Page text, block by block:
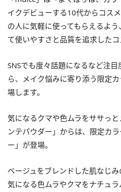
イクデビューする10代からコス
の人に気軽に使ってもらえるよ
て使いやすさと品質を追求したコ
SNSでも度々話題になるなど注
ら、メイク悩みに寄り添う限定
場します。
気になるクマや色ムラをササっ
ンテパウダー」からは、限定カ
ー」が登場。
ベージュをブレンドした肌なじみ
気になる色ムラやクマをナチュ